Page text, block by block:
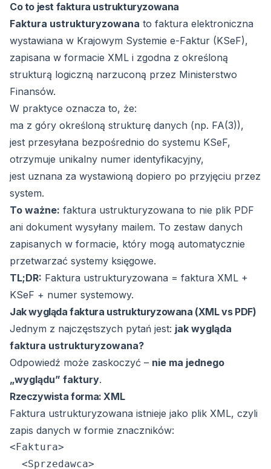
Co to jest faktura ustrukturyzowana
Faktura ustrukturyzowana to faktura elektroniczna
wystawiana w Krajowym Systemie e-Faktur (KSeF),
zapisana w formacie XML i zgodna z określoną
strukturą logiczną narzuconą przez Ministerstwo
Finansów.
W praktyce oznacza to, że:
ma z góry określoną strukturę danych (np. FA(3)),
jest przesyłana bezpośrednio do systemu KSeF,
otrzymuje unikalny numer identyfikacyjny,
jest uznana za wystawioną dopiero po przyjęciu przez
system.
To ważne: faktura ustrukturyzowana to nie plik PDF
ani dokument wysyłany mailem. To zestaw danych
zapisanych w formacie, który mogą automatycznie
przetwarzać systemy księgowe.
TL;DR: Faktura ustrukturyzowana = faktura XML +
KSeF + numer systemowy.
Jak wygląda faktura ustrukturyzowana (XML vs PDF)
Jednym z najczęstszych pytań jest: jak wygląda
faktura ustrukturyzowana?
Odpowiedź może zaskoczyć – nie ma jednego
„wyglądu” faktury.
Rzeczywista forma: XML
Faktura ustrukturyzowana istnieje jako plik XML, czyli
zapis danych w formie znaczników:
<Faktura>
  <Sprzedawca>